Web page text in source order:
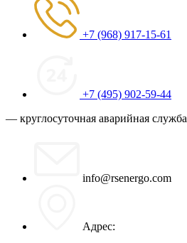
+7 (968) 917-15-61
+7 (495) 902-59-44
— круглосуточная аварийная служба
info@rsenergo.com
Адрес: